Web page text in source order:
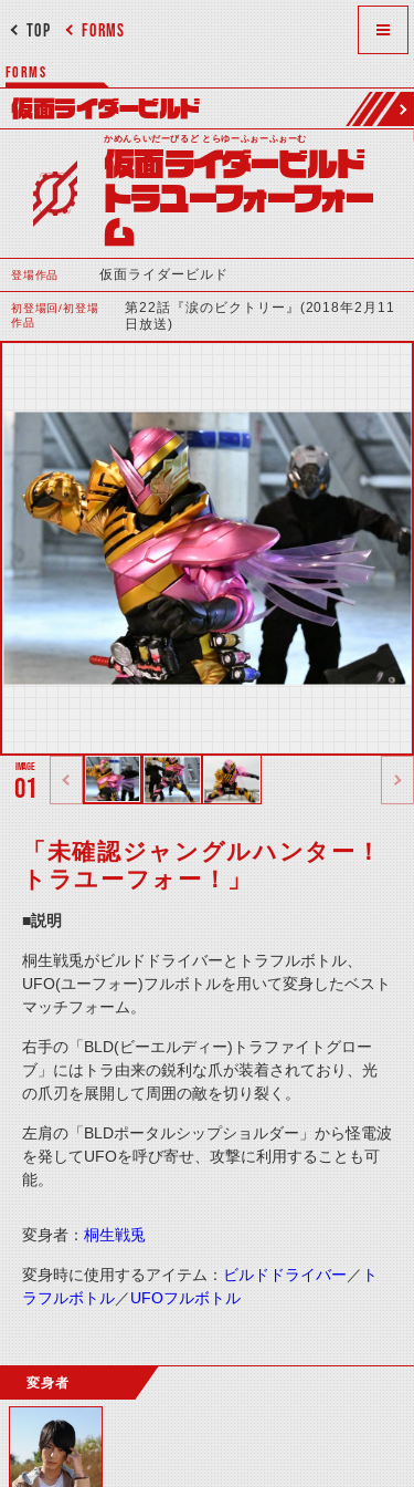
FORMS
TOP
FORMS
仮面ライダービルド
かめんらいだーびるど とらゆーふぉーふぉーむ
仮面ライダービルド
トラユーフォーフォー
ム
登場作品 仮面ライダービルド
初登場回/初登場
作品
第22話『涙のビクトリー』(2018年2月11
日放送)
01
「未確認ジャングルハンター！
トラユーフォー！」
■説明
桐生戦兎がビルドドライバーとトラフルボトル、
UFO(ユーフォー)フルボトルを用いて変身したベスト
マッチフォーム。
右手の「BLD(ビーエルディー)トラファイトグロー
ブ」にはトラ由来の鋭利な爪が装着されており、光
の爪刃を展開して周囲の敵を切り裂く。
左肩の「BLDポータルシップショルダー」から怪電波
を発してUFOを呼び寄せ、攻撃に利用することも可
能。
変身者： 桐生戦兎
変身時に使用するアイテム： ビルドドライバー ／ ト
ラフルボトル／UFOフルボトル
変身者